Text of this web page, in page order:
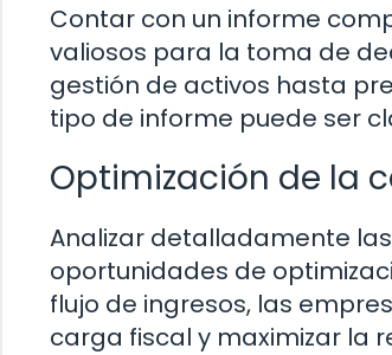
Contar con un informe
valiosos para la toma de
gestión de activos hasta
tipo de informe puede ser
Optimización de la
Analizar detalladamente
oportunidades de
flujo de ingresos, las
carga fiscal y maximizar la